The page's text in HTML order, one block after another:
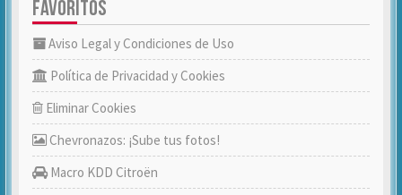
FAVORITOS
Aviso Legal y Condiciones de Uso
Política de Privacidad y Cookies
Eliminar Cookies
Chevronazos: ¡Sube tus fotos!
Macro KDD Citroën